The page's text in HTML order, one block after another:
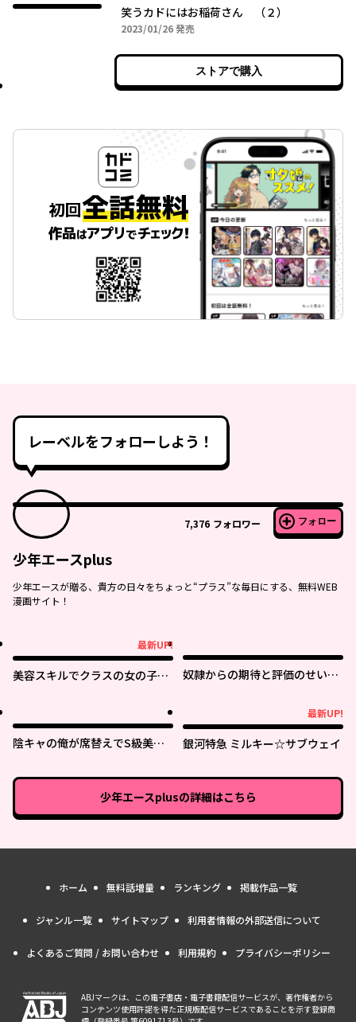
笑うカドにはお稲荷さん （２）
2023/01/262023年01月26日
発売
ストアで購入
レーベルをフォローしよう！
7,376 フォロワー フォロー
少年エースplus
少年エースが贈る、貴方の日々をちょっと“プラス”な毎日にする、無料WEB
漫画サイト！
最新UP!
美容スキルでクラスの女の子を
奴隷からの期待と評価のせいで
陰キャの俺が席替えでS級美少
まった。
最新UP!
銀河特急 ミルキー☆サブウェイ
少年エースplusの詳細はこちら
ホーム 無料話増量 ランキング 掲載作品一覧
ジャンル一覧 サイトマップ 利用者情報の外部送信について
よくあるご質問 / お問い合わせ 利用規約 プライバシーポリシー
ABJマークは、この電子書店・電子書籍配信サービスが、著作権者から
コンテンツ使用許諾を得た正規版配信サービスであることを示す登録商